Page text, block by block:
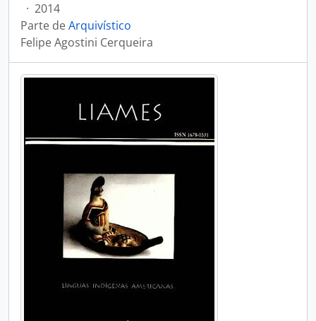
· 2014
Parte deArquivístico
Felipe Agostini Cerqueira